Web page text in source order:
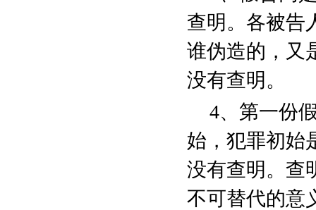
查明。各被告
谁伪造的，又
没有查明。
4、第一份
始，犯罪初始
没有查明。查
不可替代的意